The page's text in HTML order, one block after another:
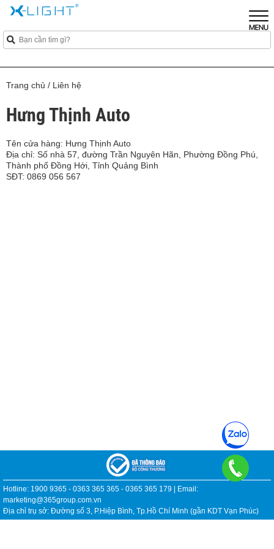
Trang chủ / Liên hệ
Hưng Thịnh Auto
Tên cửa hàng: Hưng Thịnh Auto
Địa chỉ: Số nhà 57, đường Trần Nguyên Hãn, Phường Đồng Phú,
Thành phố Đồng Hới, Tỉnh Quảng Bình
SĐT: 0869 056 567
Hotline: 1900 9365 - 0363 365 365 - 0365 365 179 | Email:
marketing@365group.com.vn
Địa chỉ trụ sở: Đường số 3, P.Hiệp Bình, Tp.Hồ Chí Minh (gần KDT Vạn Phúc)